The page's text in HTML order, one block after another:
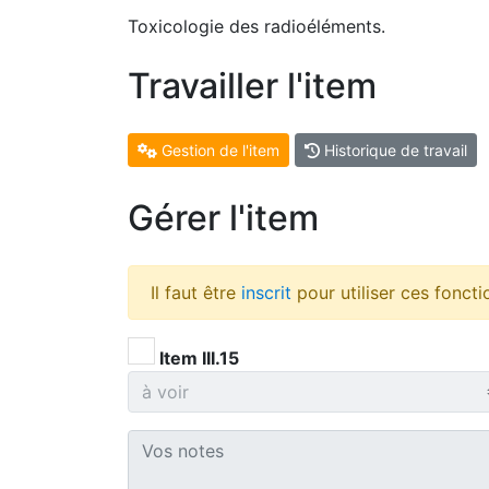
Toxicologie des radioéléments.
Travailler l'item
Gestion de l'item Historique de travail
Gérer l'item
Il faut être inscrit pour utiliser ces
Item III.15